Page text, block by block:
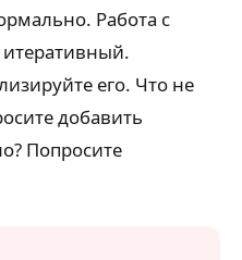
Работа с
его. Что не
добавить
Попросите